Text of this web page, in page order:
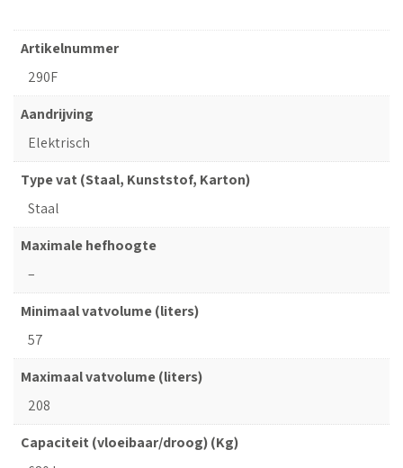
Artikelnummer
290F
Aandrijving
Elektrisch
Type vat (Staal, Kunststof, Karton)
Staal
Maximale hefhoogte
–
Minimaal vatvolume (liters)
57
Maximaal vatvolume (liters)
208
Capaciteit (vloeibaar/droog) (Kg)